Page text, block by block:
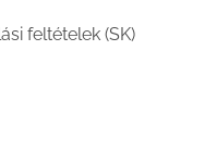
feltételek (SK)